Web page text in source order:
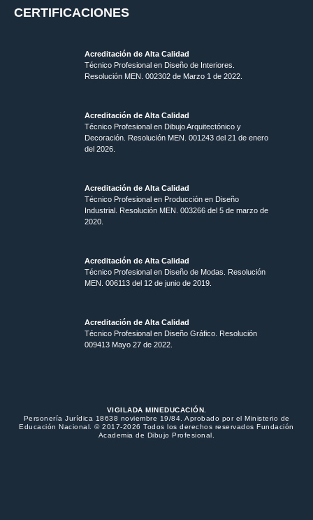
CERTIFICACIONES
Acreditación de Alta Calidad
Técnico Profesional en Diseño de Interiores.
Resolución MEN. 002302 de Marzo 1 de 2022.
Acreditación de Alta Calidad
Técnico Profesional en Dibujo Arquitectónico y
Decoración. Resolución MEN. 001243 del 21 de enero
del 2026.
Acreditación de Alta Calidad
Técnico Profesional en Producción en Diseño
Industrial. Resolución MEN. 003266 del 5 de marzo de
2020.
Acreditación de Alta Calidad
Técnico Profesional en Diseño de Modas. Resolución
MEN. 006113 del 12 de junio de 2019.
Acreditación de Alta Calidad
Técnico Profesional en Diseño Gráfico. Resolución
009413 Mayo 27 de 2022.
VIGILADA MINEDUCACIÓN.
Personería Jurídica 18638 noviembre 19/84. Aprobado por el Ministerio de
Educación Nacional. © 2017-2026 Todos los derechos reservados Fundación
Academia de Dibujo Profesional.